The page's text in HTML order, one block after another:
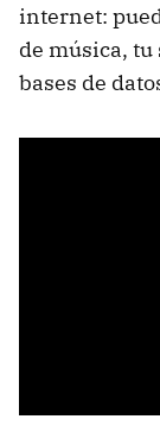
internet:
de música, tu
bases de